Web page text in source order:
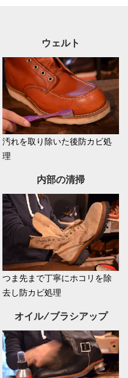
ウェルト
汚れを取り除いた後防カビ処
理
内部の清掃
つま先まで丁寧にホコリを除
去し防カビ処理
オイル/ブラシアップ